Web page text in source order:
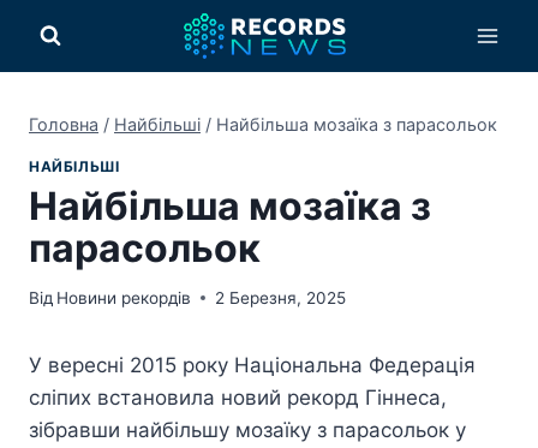
вмісту
Головна / Найбільші / Найбільша мозаїка з парасольок
НАЙБІЛЬШІ
Найбільша мозаїка з
парасольок
Від Новини рекордів 2 Березня, 2025
У вересні 2015 року Національна Федерація
сліпих встановила новий рекорд Гіннеса,
зібравши найбільшу мозаїку з парасольок у